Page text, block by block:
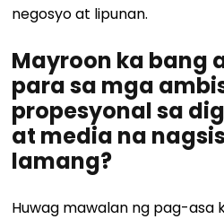
negosyo at lipunan.
Mayroon ka bang
para sa mga
propesyonal sa
at media na
lamang?
Huwag mawalan ng pag-asa